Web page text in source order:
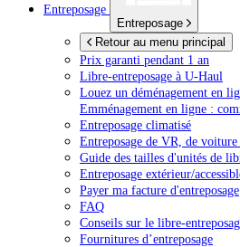
Entreposage
Entreposage
Retour au menu principal
Prix garanti pendant 1 an
Libre-entreposage à U-Haul
Louez un déménagement en
Emménagement en ligne :
Entreposage climatisé
Entreposage de VR, de voiture
Guide des tailles d'unités de
Entreposage extérieur/
Payer ma facture d'entreposage
FAQ
Conseils sur le libre-
Fournitures d’entreposage